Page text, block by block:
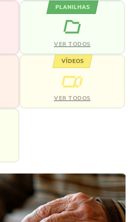
PLANILHAS
VER TODOS
VÍDEOS
VER TODOS